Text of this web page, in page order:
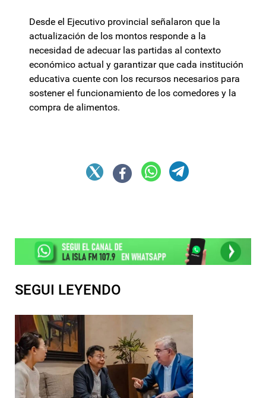
Desde el Ejecutivo provincial señalaron que la
actualización de los montos responde a la
necesidad de adecuar las partidas al contexto
económico actual y garantizar que cada institución
educativa cuente con los recursos necesarios para
sostener el funcionamiento de los comedores y la
compra de alimentos.
SEGUI LEYENDO